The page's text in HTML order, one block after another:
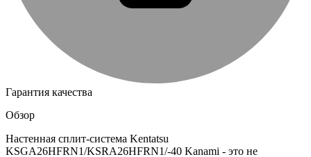
Гарантия качества
Обзор
Настенная сплит-система Kentatsu
KSGA26HFRN1/KSRA26HFRN1/-40 Kanami - это не